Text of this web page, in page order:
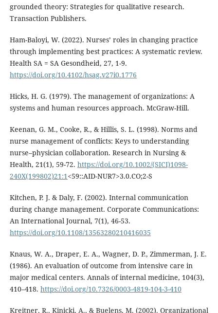
grounded theory: Strategies for qualitative research.
Transaction Publishers.
Ham-Baloyi, W. (2022). Nurses’ roles in changing practice
through implementing best practices: A systematic review.
Health SA = SA Gesondheid, 27, 1-9.
https://doi.org/10.4102/hsag.v27i0.1776
Hicks, H. G. (1979). The management of organizations: A
systems and human resources approach. McGraw-Hill.
Keenan, G. M., Cooke, R., & Hillis, S. L. (1998). Norms and
nurse management of conflicts: Keys to understanding
nurse–physician collaboration. Research in Nursing &
Health, 21(1), 59-72. https://doi.org/10.1002/(SICI)1098-
240X(199802)21:1 <59::AID-NUR7>3.0.CO;2-S
Kitchen, P. J. & Daly, F. (2002). Internal communication
during change management. Corporate Communications:
An International Journal, 7(1), 46-53.
https://doi.org/10.1108/13563280210416035
Knaus, W. A., Draper, E. A., Wagner, D. P., Zimmerman, J. E.
(1986). An evaluation of outcome from intensive care in
major medical centers. Annals of internal medicine, 104(3),
410–418. https://doi.org/10.7326/0003-4819-104-3-410
Kreitner, R., Kinicki, A., & Buelens, M. (2002). Organizational